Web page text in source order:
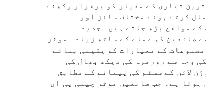
تیاری کے معیار کو برقرار رکھنے
کرتے ہوئے مختلف سائز اور
مواقع بڑھ جاتے ہیں۔ جدید
صانعین کم عملے کے ساتھ زیادہ موثر
کے معیارات کو یقینی بناتے
وجہ سے روزمرہ کی دیکھ بھال کی
لائن کے سسٹم کی پیمانے کے مطابق
ہوتا ہے۔ جب صانعین موثر چینی پی ای